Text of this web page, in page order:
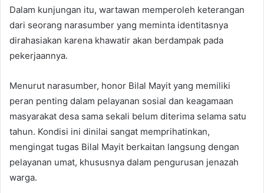
Dalam kunjungan itu, wartawan memperoleh keterangan
dari seorang narasumber yang meminta identitasnya
dirahasiakan karena khawatir akan berdampak pada
pekerjaannya.
Menurut narasumber, honor Bilal Mayit yang memiliki
peran penting dalam pelayanan sosial dan keagamaan
masyarakat desa sama sekali belum diterima selama satu
tahun. Kondisi ini dinilai sangat memprihatinkan,
mengingat tugas Bilal Mayit berkaitan langsung dengan
pelayanan umat, khususnya dalam pengurusan jenazah
warga.